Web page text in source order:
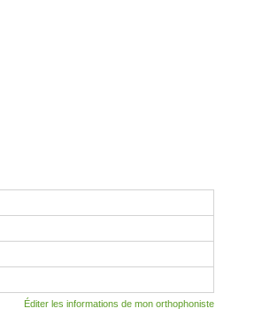
Éditer les informations de mon orthophoniste